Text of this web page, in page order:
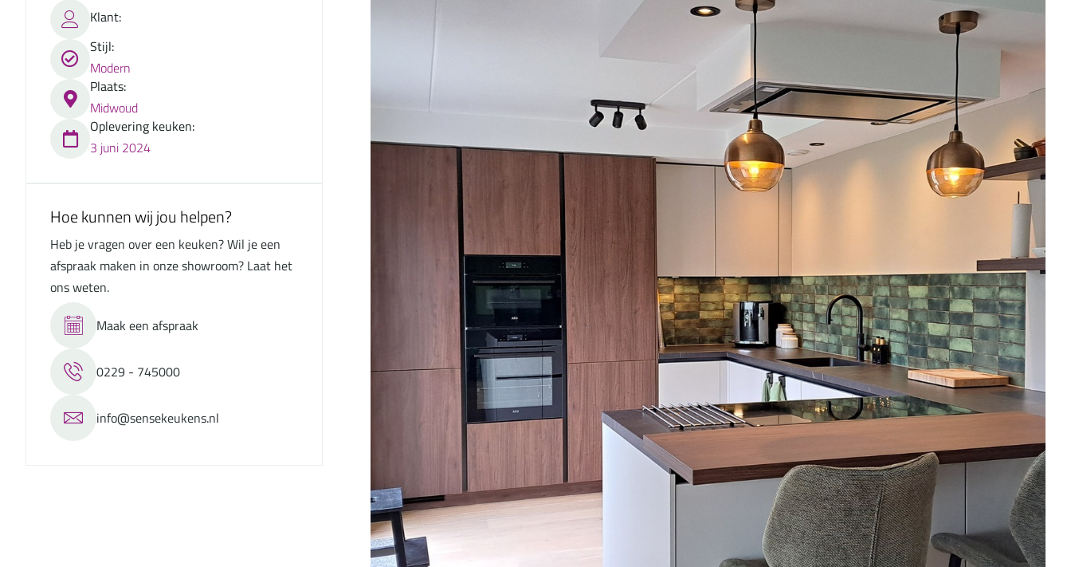
Klant:
Stijl:
Modern
Plaats:
Midwoud
Oplevering keuken:
3 juni 2024
Hoe kunnen wij jou helpen?
Heb je vragen over een keuken? Wil je een
afspraak maken in onze showroom? Laat het
ons weten.
Maak een afspraak
0229 - 745000
info@sensekeukens.nl